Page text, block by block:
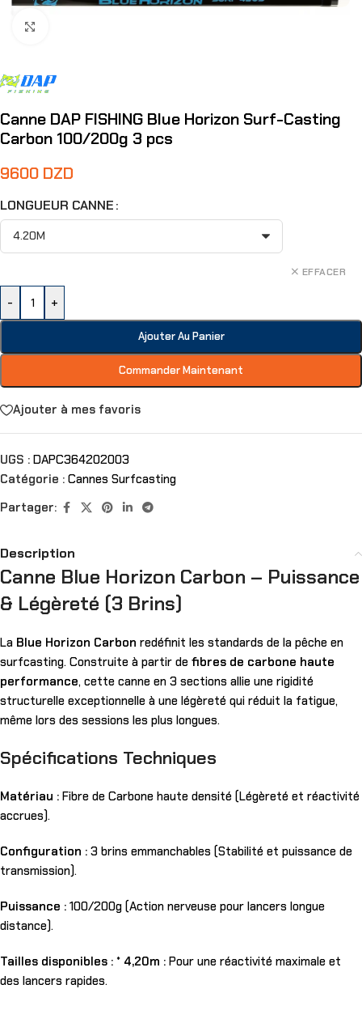
Canne DAP FISHING Blue Horizon Surf-Casting
Carbon 100/200g 3 pcs
9600 DZD
LONGUEUR CANNE
EFFACER
- +
Ajouter Au Panier
Commander Maintenant
Ajouter à mes favoris
UGS : DAPC364202003
Catégorie : Cannes Surfcasting
Partager:
Description
Canne Blue Horizon Carbon – Puissance
& Légèreté (3 Brins)
La Blue Horizon Carbon redéfinit les standards de la pêche en
surfcasting. Construite à partir de fibres de carbone haute
performance, cette canne en 3 sections allie une rigidité
structurelle exceptionnelle à une légèreté qui réduit la fatigue,
même lors des sessions les plus longues.
Spécifications Techniques
Matériau : Fibre de Carbone haute densité (Légèreté et réactivité
accrues).
Configuration : 3 brins emmanchables (Stabilité et puissance de
transmission).
Puissance : 100/200g (Action nerveuse pour lancers longue
distance).
Tailles disponibles : * 4,20m : Pour une réactivité maximale et
des lancers rapides.